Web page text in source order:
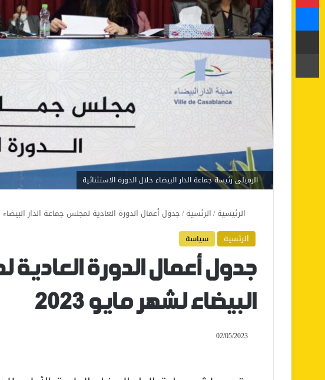
الرميلي رئيسة جماعة الدار البيضاء خلال الدورة الاستثنائية
الرئيسية/الرئسية/جدول أعمال الدورة العادية لمجلس جماعة الدار البيضاء
الرئسية
سياسة
جدول أعمال الدورة العادية
البيضاء لشهر مايو 2023
02/05/2023